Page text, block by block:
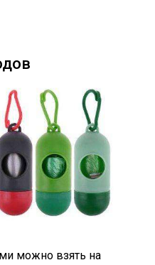
можно взять на